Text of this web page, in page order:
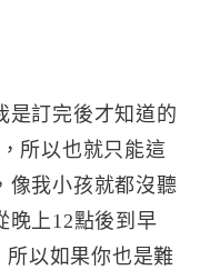
是訂完後才知道的
所以也就只能這
像我小孩就都沒聽
晚上12點後到早
以如果你也是難